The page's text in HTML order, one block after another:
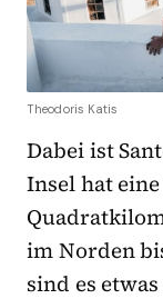
Theodoris Katis
Dabei ist
Insel hat
im Norden
sind es